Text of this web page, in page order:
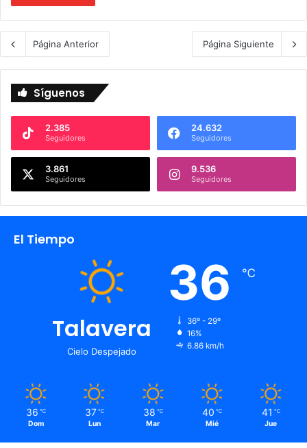
Página Anterior Página Siguiente
Síguenos
2.385
Seguidores
24.632
Seguidores
3.861
Seguidores
9.536
Seguidores
El Tiempo
Talavera
Cielo Despejado
36 ℃
36º - 29º
16%
6.86 km/h
36 ℃
Dom
37 ℃
Lun
38 ℃
Mar
40 ℃
Mié
41 ℃
Jue